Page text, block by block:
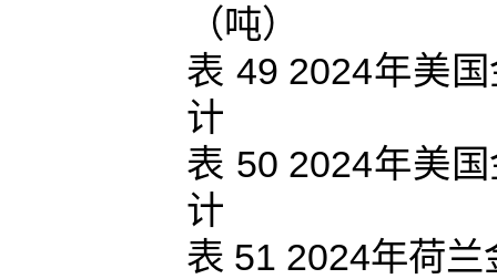
（吨）
表 49 2024年美
计
表 50 2024年美
计
表 51 2024年荷